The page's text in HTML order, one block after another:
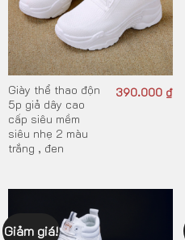
Giày thể thao độn
5p giả dây cao
cấp siêu mềm
siêu nhẹ 2 màu
trắng , đen
390.000 ₫
Giảm giá!